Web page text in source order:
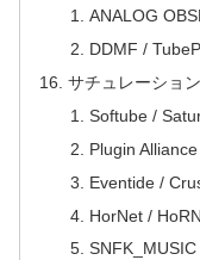
ANALOG
DDMF /
サチュレーション
Softube /
Plugin
Eventide /
HorNet /